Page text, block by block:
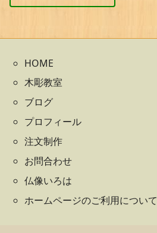
HOME
木彫教室
ブログ
プロフィール
注文制作
お問合わせ
仏像いろは
ホームページのご利用について